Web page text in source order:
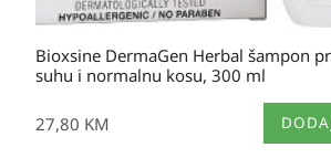
Bioxsine DermaGen Herbal šampon
suhu i normalnu kosu, 300 ml
27,80 KM